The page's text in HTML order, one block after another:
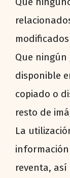
Que ningún
disponible
copiado o
resto de
La
reventa,